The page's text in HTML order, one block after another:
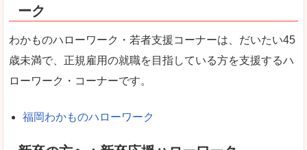
ーク
わかものハローワーク・若者支援コーナーは、だいたい45
歳未満で、正規雇用の就職を目指している方を支援するハ
ローワーク・コーナーです。
福岡わかものハローワーク